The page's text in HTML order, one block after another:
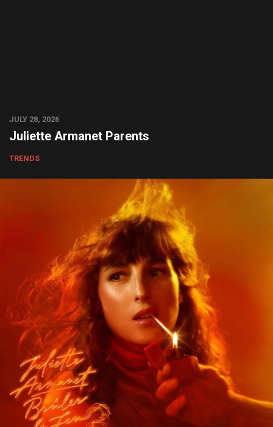
JULY 28, 2026
Juliette Armanet Parents
TRENDS